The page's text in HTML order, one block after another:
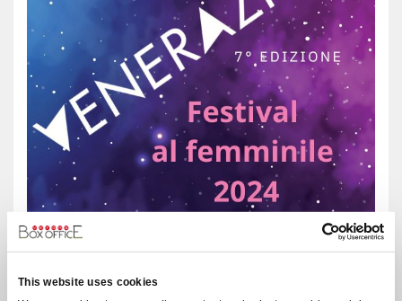
This website uses cookies
VENERAZIONI 2024 - SETTIMA EDIZIONE
Veröffentlicht am 21.05.2024